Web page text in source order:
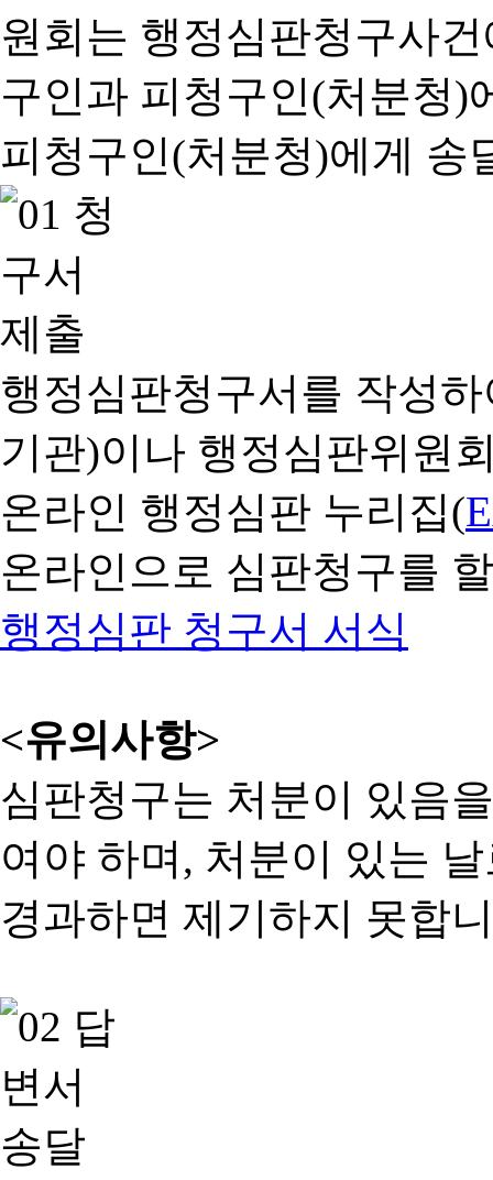
행정심판청구서를 작성
기관)이나 행정심판위원
온라인 행정심판 누리집(
온라인으로 심판청구를
행정심판 청구서 서식
<유의사항>
심판청구는 처분이 있음
여야 하며, 처분이 있는
경과하면 제기하지 못합